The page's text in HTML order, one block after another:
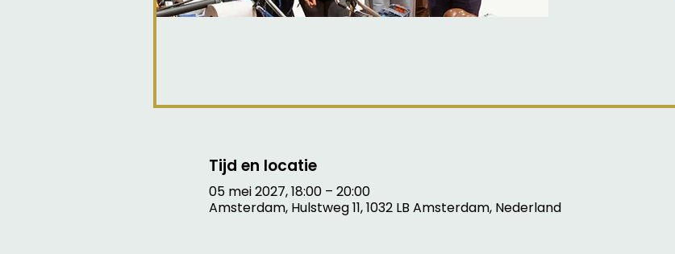
Tijd en locatie
05 mei 2027, 18:00 – 20:00
Amsterdam, Hulstweg 11, 1032 LB Amsterdam, Nederland